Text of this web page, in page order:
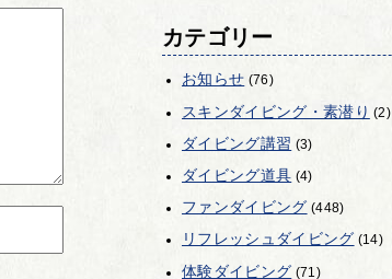
カテゴリー
お知らせ (76)
スキンダイビング・素潜り (2)
ダイビング講習 (3)
ダイビング道具 (4)
ファンダイビング (448)
リフレッシュダイビング (14)
体験ダイビング (71)